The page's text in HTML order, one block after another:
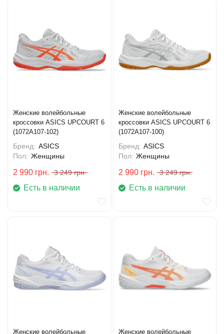
Женские волейбольные
кроссовки ASICS UPCOURT 6
(1072A107-102)
Бренд: ASICS
Пол: Женщины
2 990 грн. 3 249 грн.
Есть в наличии
Женские волейбольные
кроссовки ASICS UPCOURT 6
(1072A107-100)
Бренд: ASICS
Пол: Женщины
2 990 грн. 3 249 грн.
Есть в наличии
Женские волейбольные Женские волейбольные